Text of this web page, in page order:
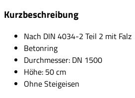
Kurzbeschreibung
Nach DIN 4034-2 Teil 2 mit Falz
Betonring
Durchmesser: DN 1500
Höhe: 50 cm
Ohne Steigeisen